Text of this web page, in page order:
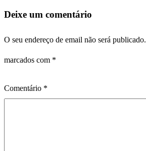
Deixe um comentário
O seu endereço de email não será publicado.
marcados com *
Comentário *